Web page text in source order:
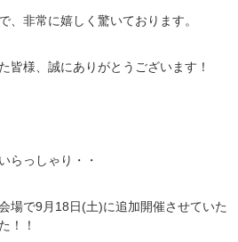
、非常に嬉しく驚いております。
皆様、誠にありがとうございます！
らっしゃり・・
場で9月18日(土)に追加開催させていた
！！